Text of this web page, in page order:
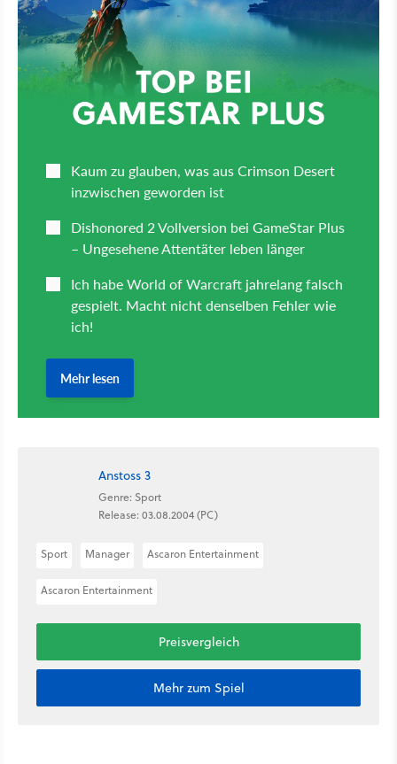
Anstoss 3
Genre: Sport
Release: 03.08.2004 (PC)
Sport Manager Ascaron Entertainment
Ascaron Entertainment
Preisvergleich
Mehr zum Spiel